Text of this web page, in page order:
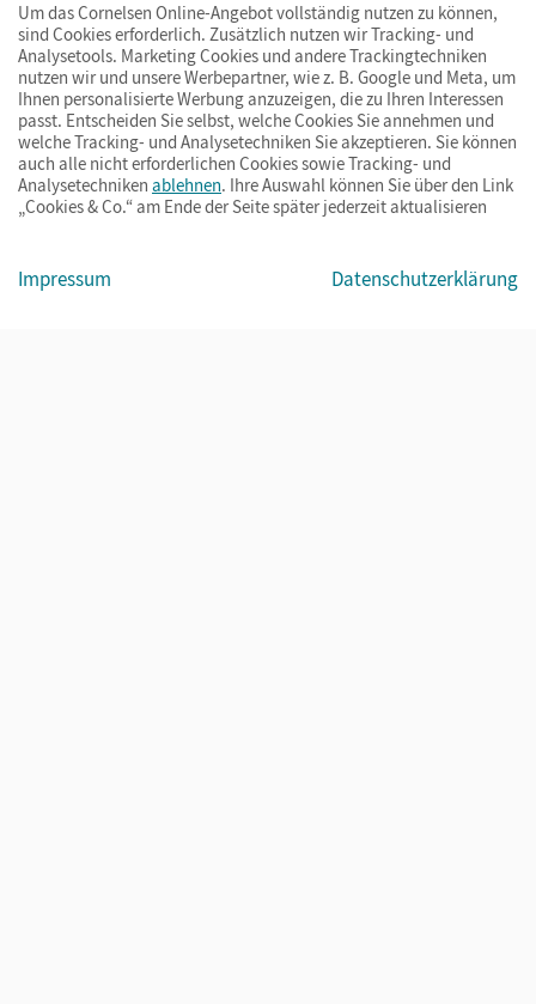
© Cornelsen Verlag 2026
ImpressumAGBDatenschutzBarrierefreiheitCookies & Co.
Um das Cornelsen Online-Angebot vollständig nutzen zu können,
sind Cookies erforderlich. Zusätzlich nutzen wir Tracking- und
Analysetools. Marketing Cookies und andere Trackingtechniken
nutzen wir und unsere Werbepartner, wie z. B. Google und Meta, um
Ihnen personalisierte Werbung anzuzeigen, die zu Ihren Interessen
passt. Entscheiden Sie selbst, welche Cookies Sie annehmen und
welche Tracking- und Analysetechniken Sie akzeptieren. Sie können
auch alle nicht erforderlichen Cookies sowie Tracking- und
Analysetechniken ablehnen. Ihre Auswahl können Sie über den Link
„Cookies & Co.“ am Ende der Seite später jederzeit aktualisieren
Impressum Datenschutzerklärung